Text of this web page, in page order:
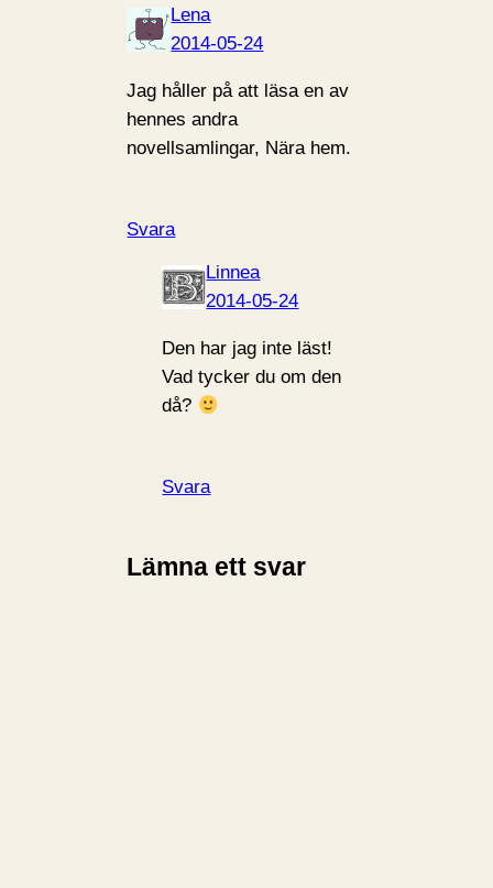
Lena
2014-05-24
Jag håller på att läsa en av
hennes andra
novellsamlingar, Nära hem.
Svara
Linnea
2014-05-24
Den har jag inte läst!
Vad tycker du om den
då?
Svara
Lämna ett svar